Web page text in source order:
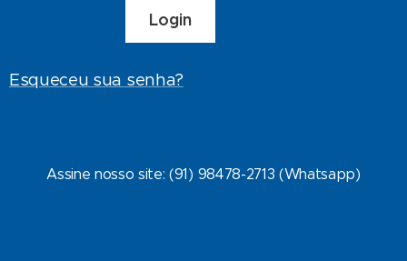
Login
Esqueceu sua senha?
Assine nosso site: (91) 98478-2713 (Whatsapp)